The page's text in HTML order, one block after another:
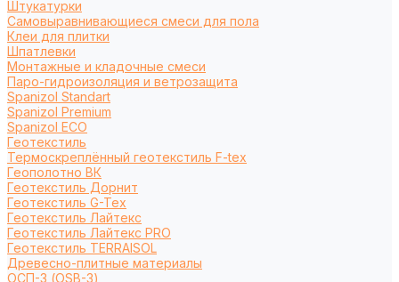
Штукатурки
Самовыравнивающиеся смеси для пола
Клеи для плитки
Шпатлевки
Монтажные и кладочные смеси
Паро-гидроизоляция и ветрозащита
Spanizol Standart
Spanizol Premium
Spanizol ECO
Геотекстиль
Термоскреплённый геотекстиль F-tex
Геополотно ВК
Геотекстиль Дорнит
Геотекстиль G-Tex
Геотекстиль Лайтекс
Геотекстиль Лайтекс PRO
Геотекстиль TERRAISOL
Древесно-плитные материалы
ОСП-3 (OSB-3)